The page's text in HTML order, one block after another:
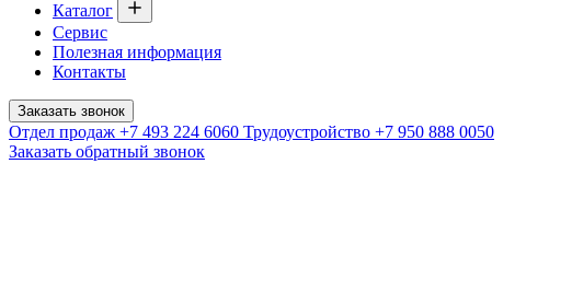
Каталог
Сервис
Полезная информация
Контакты
Заказать звонок
Отдел продаж +7 493 224 6060 Трудоустройство +7 950 888 0050
Заказать обратный звонок